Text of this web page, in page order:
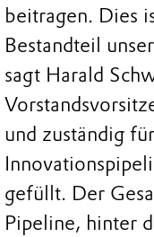
beitragen. Dies
Bestandteil
sagt Harald
und zuständig
gefüllt. Der
Pipeline, hinter